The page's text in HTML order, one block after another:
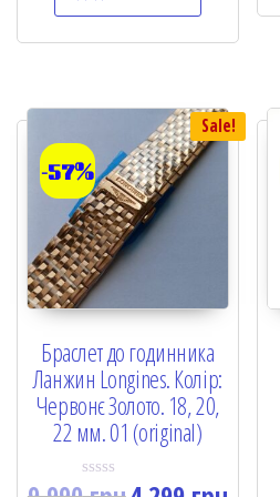
0
o
u
5
Sale!
-57%
Браслет до годинника
Ланжин Longines. Колір:
Червонє Золото. 18, 20,
22 мм. 01 (original)
R